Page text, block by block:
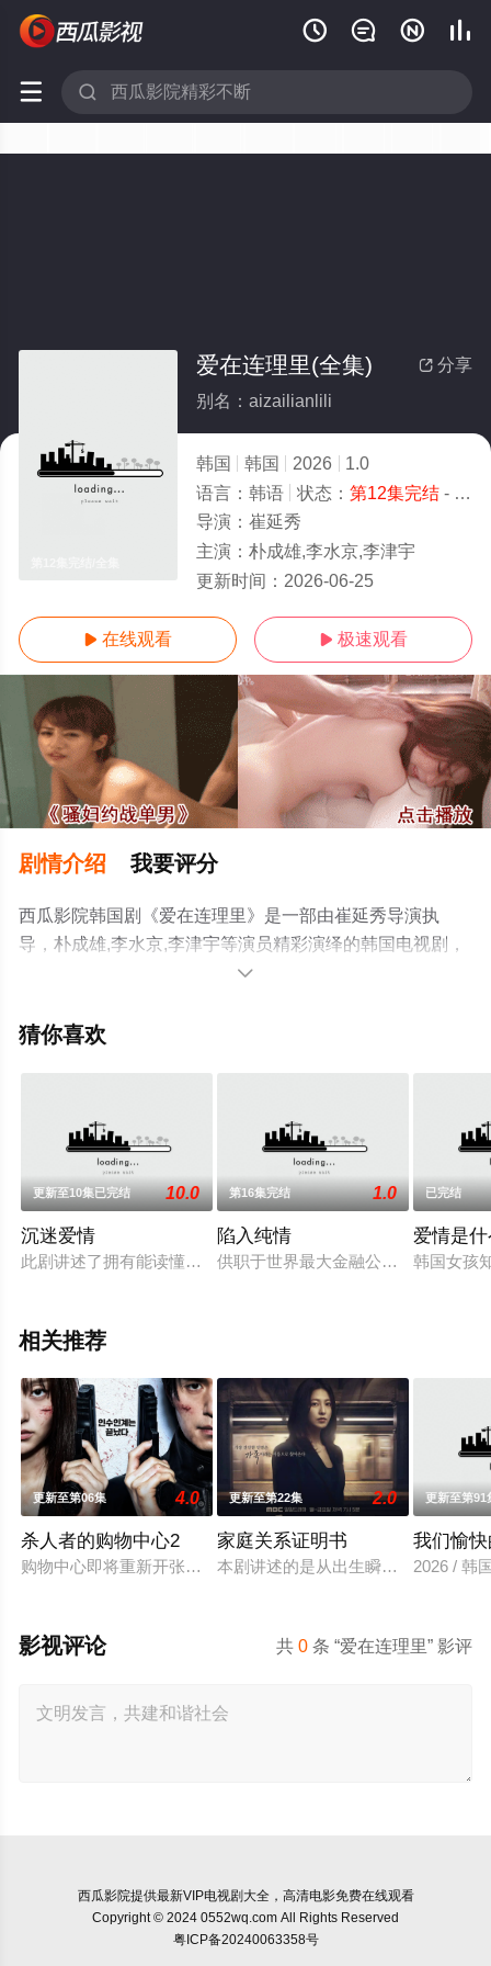
   
 
 分享
爱在连理里(全集)
别名：aizailianlili
韩国 韩国 2026
1.0
语言： 韩语 状态： 第12集完结- 免费在线观看
导演： 崔延秀
主演： 朴成雄,李水京,李津宇
更新时间： 2026-06-25
 在线观看  极速观看
剧情介绍 我要评分
西瓜影院韩国剧《爱在连理里》是一部由崔延秀导演执
导，朴成雄,李水京,李津宇等演员精彩演绎的韩国电视剧，
大结局剧情已揭晓（第12集完结），手机免费观看高清未
步至豆瓣电视剧、电视猫或剧情网等平台了解。

猜你喜欢
更新至10集已完结 10.0
沉迷爱情
此剧讲述了拥有能读懂他人心里想法超能力的男子和一个拥有双
第16集完结 1.0
陷入纯情
供职于世界最大金融公司Gold
已完结
爱情是
韩国女孩
相关推荐
更新至第06集 4.0
杀人者的购物中心2
购物中心即将重新开张！郑进湾（李栋旭 饰）和郑智安（金慧
更新至第22集 2.0
家庭关系证明书
本剧讲述的是从出生瞬间开始就被打
更新至第91
我们愉
2026 / 韩
共0 条 “爱在连理里” 影评
影视评论
西瓜影院提供最新VIP电视剧大全，高清电影免费在线观看
Copyright © 2024 0552wq.com All Rights Reserved
粤ICP备20240063358号